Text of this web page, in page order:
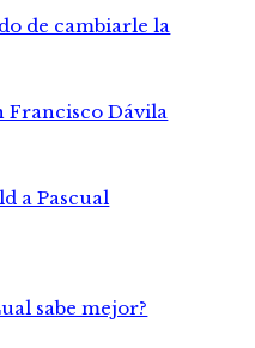
de cambiarle la
Francisco Dávila
a Pascual
sabe mejor?